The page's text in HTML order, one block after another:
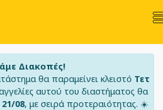
Διακοπές!
θα παραμείνει κλειστό Τετ
αυτού του διαστήματος θα
08, με σειρά προτεραιότητας. ☀️